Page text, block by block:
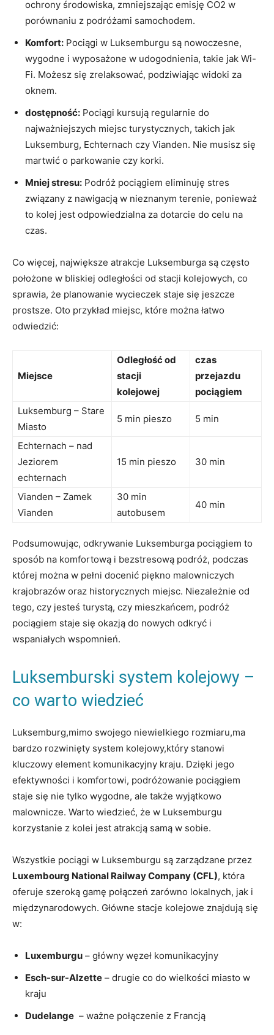
ochrony⁣ środowiska, zmniejszając emisję CO2‍ w
porównaniu⁤ z⁢ podróżami samochodem.
Komfort: Pociągi w Luksemburgu⁤ są nowoczesne,
wygodne ⁤i wyposażone w⁣ udogodnienia,⁤ takie jak Wi-
Fi. Możesz ‍się zrelaksować, podziwiając widoki za
oknem.
dostępność: Pociągi kursują regularnie ⁢do
najważniejszych ​miejsc turystycznych, takich jak
Luksemburg, Echternach czy Vianden. Nie musisz się
martwić ​o parkowanie ⁣czy korki.
Mniej stresu: Podróż pociągiem eliminuję stres
związany z nawigacją w nieznanym terenie, ponieważ
to kolej jest odpowiedzialna za dotarcie do celu na
czas.
Co więcej, największe⁣ atrakcje Luksemburga​ są często
położone w‌ bliskiej odległości od stacji kolejowych, co
sprawia, ​że planowanie wycieczek ⁢staje się jeszcze‌
prostsze. Oto przykład ⁤miejsc, które można łatwo
odwiedzić:
Miejsce
Odległość ‌od
stacji
kolejowej
czas​
przejazdu
pociągiem
Luksemburg – Stare
Miasto
5 min pieszo 5 min
Echternach – nad
Jeziorem
⁤echternach
15 min pieszo 30 ‍min
Vianden –​ Zamek
Vianden
30 min
autobusem
40 min
Podsumowując,⁣ odkrywanie ‍Luksemburga pociągiem to
sposób na komfortową i bezstresową podróż, podczas
której można w pełni docenić​ piękno ​malowniczych
krajobrazów oraz historycznych⁢ miejsc. Niezależnie ​od
tego, czy ‌jesteś turystą, czy mieszkańcem, podróż ​
pociągiem‍ staje się okazją do nowych odkryć i⁢
wspaniałych wspomnień.
Luksemburski system kolejowy ‌–
co warto wiedzieć
Luksemburg,mimo swojego niewielkiego rozmiaru,ma
bardzo rozwinięty system ‍kolejowy,który stanowi
kluczowy element komunikacyjny kraju. Dzięki jego⁤
efektywności‍ i komfortowi, podróżowanie pociągiem
staje się nie tylko wygodne, ale także wyjątkowo
malownicze.⁢ Warto wiedzieć, że w Luksemburgu
korzystanie z kolei jest atrakcją‌ samą ‌w sobie.
Wszystkie pociągi w Luksemburgu są zarządzane przez
Luxembourg National Railway Company‌ (CFL), która
oferuje szeroką‍ gamę⁤ połączeń zarówno lokalnych, jak i
międzynarodowych. Główne stacje kolejowe‍ znajdują się
⁣w:
Luxemburgu – główny węzeł komunikacyjny
Esch-sur-Alzette – drugie co do wielkości‌ miasto w
kraju
Dudelange ‌ – ⁤ważne połączenie z Francją